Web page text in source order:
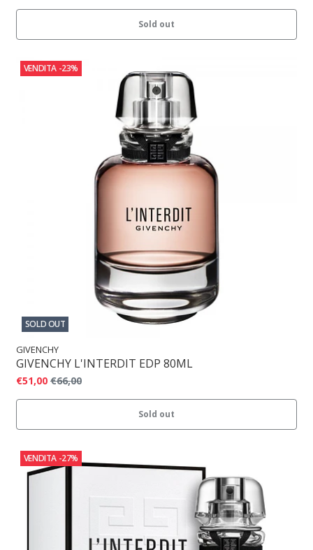
Sold out
VENDITA -23%
SOLD OUT
GIVENCHY
GIVENCHY L'INTERDIT EDP 80ML
€51,00 €66,00
Sold out
VENDITA -27%